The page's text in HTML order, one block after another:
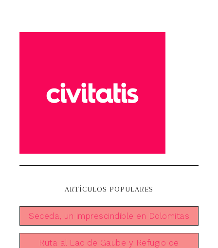
ARTÍCULOS POPULARES
Seceda, un imprescindible en Dolomitas
Ruta al Lac de Gaube y Refugio de